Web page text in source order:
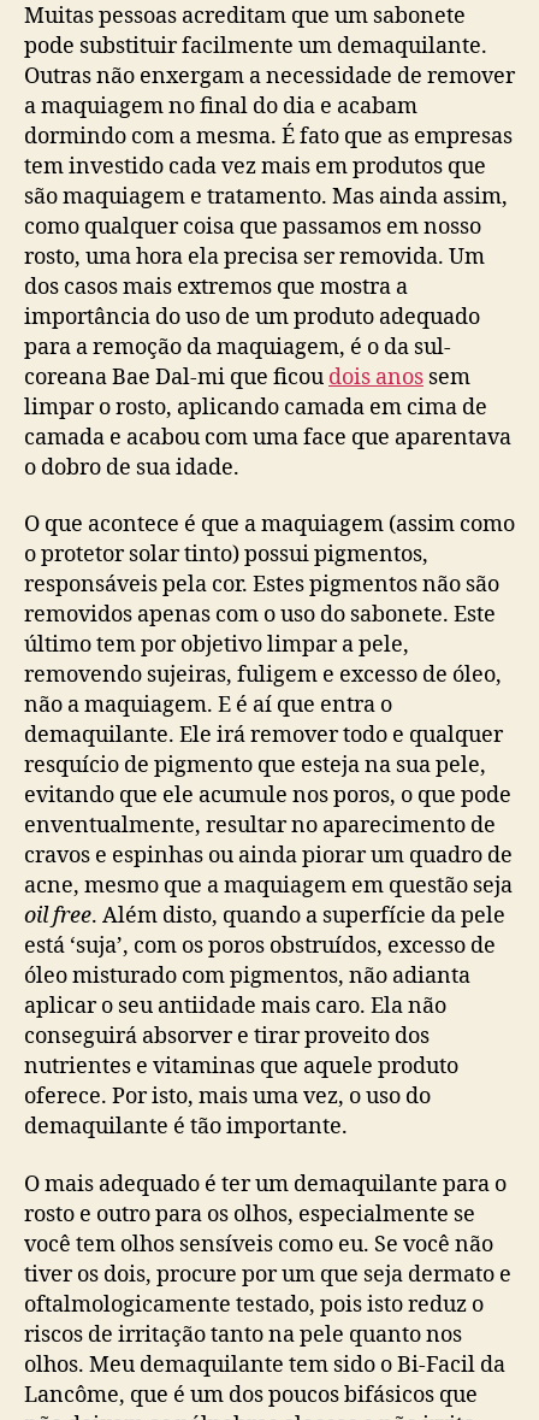
Muitas pessoas acreditam que um sabonete
pode substituir facilmente um demaquilante.
Outras não enxergam a necessidade de remover
a maquiagem no final do dia e acabam
dormindo com a mesma. É fato que as empresas
tem investido cada vez mais em produtos que
são maquiagem e tratamento. Mas ainda assim,
como qualquer coisa que passamos em nosso
rosto, uma hora ela precisa ser removida. Um
dos casos mais extremos que mostra a
importância do uso de um produto adequado
para a remoção da maquiagem, é o da sul-
coreana Bae Dal-mi que ficou dois anos sem
limpar o rosto, aplicando camada em cima de
camada e acabou com uma face que aparentava
o dobro de sua idade.
O que acontece é que a maquiagem (assim como
o protetor solar tinto) possui pigmentos,
responsáveis pela cor. Estes pigmentos não são
removidos apenas com o uso do sabonete. Este
último tem por objetivo limpar a pele,
removendo sujeiras, fuligem e excesso de óleo,
não a maquiagem. E é aí que entra o
demaquilante. Ele irá remover todo e qualquer
resquício de pigmento que esteja na sua pele,
evitando que ele acumule nos poros, o que pode
enventualmente, resultar no aparecimento de
cravos e espinhas ou ainda piorar um quadro de
acne, mesmo que a maquiagem em questão seja
oil free. Além disto, quando a superfície da pele
está ‘suja’, com os poros obstruídos, excesso de
óleo misturado com pigmentos, não adianta
aplicar o seu antiidade mais caro. Ela não
conseguirá absorver e tirar proveito dos
nutrientes e vitaminas que aquele produto
oferece. Por isto, mais uma vez, o uso do
demaquilante é tão importante.
O mais adequado é ter um demaquilante para o
rosto e outro para os olhos, especialmente se
você tem olhos sensíveis como eu. Se você não
tiver os dois, procure por um que seja dermato e
oftalmologicamente testado, pois isto reduz o
riscos de irritação tanto na pele quanto nos
olhos. Meu demaquilante tem sido o Bi-Facil da
Lancôme, que é um dos poucos bifásicos que